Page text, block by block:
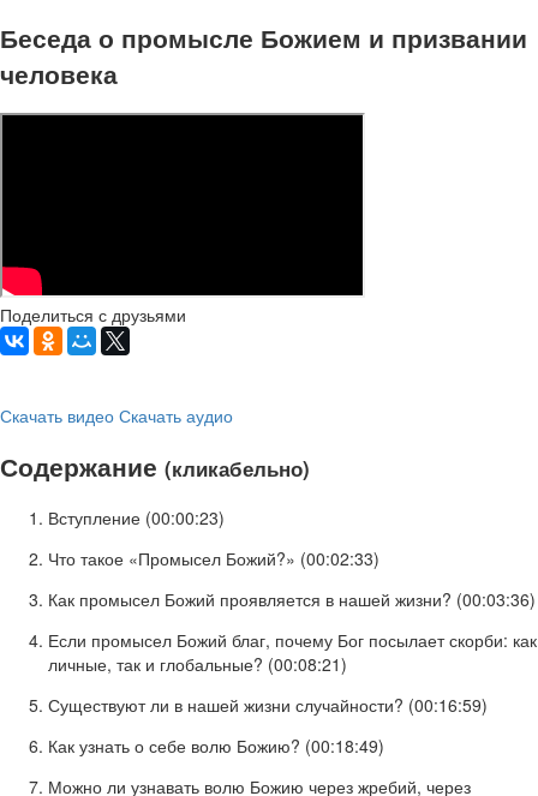
Беседа о промысле Божием и призвании
человека
Поделиться с друзьями
Скачать видео Скачать аудио
Содержание (кликабельно)
Вступление (00:00:23)
Что такое «Промысел Божий?» (00:02:33)
Как промысел Божий проявляется в нашей жизни? (00:03:36)
Если промысел Божий благ, почему Бог посылает скорби: как
личные, так и глобальные? (00:08:21)
Существуют ли в нашей жизни случайности? (00:16:59)
Как узнать о себе волю Божию? (00:18:49)
Можно ли узнавать волю Божию через жребий, через